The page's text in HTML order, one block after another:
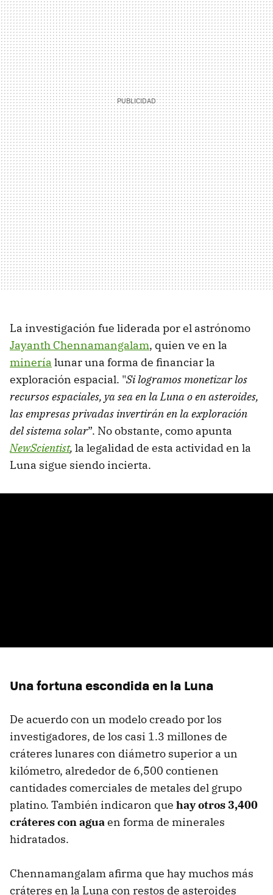
La investigación fue liderada por el astrónomo
Jayanth Chennamangalam, quien ve en la
minería lunar una forma de financiar la
exploración espacial. "Si logramos monetizar los
recursos espaciales, ya sea en la Luna o en asteroides,
las empresas privadas invertirán en la exploración
del sistema solar”. No obstante, como apunta
NewScientist, la legalidad de esta actividad en la
Luna sigue siendo incierta.
Una fortuna escondida en la Luna
De acuerdo con un modelo creado por los
investigadores, de los casi 1.3 millones de
cráteres lunares con diámetro superior a un
kilómetro, alrededor de 6,500 contienen
cantidades comerciales de metales del grupo
platino. También indicaron que hay otros 3,400
cráteres con aguaen forma de minerales
hidratados.
Chennamangalam afirma que hay muchos más
cráteres en la Luna con restos de asteroides